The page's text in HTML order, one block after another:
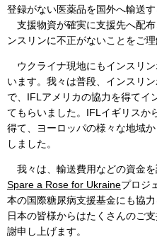
登録がない医薬品を国外へ輸送
支援物資が確実に支援先へ配
ンスリンに不正がないことをご
ウクライナ現地にもインスリ
います。我々は普段、インスリ
で、IFLアメリカの協力を得てイ
てもらいました。IFLイギリスか
得て、ヨーロッパの様々な地域
しました。
我々は、輸送費用などの資金を
Spare a Rose for Ukraineプロジ
本の国際糖尿病支援基金にも協
日本の皆様からはたくさんのご
謝申し上げます。